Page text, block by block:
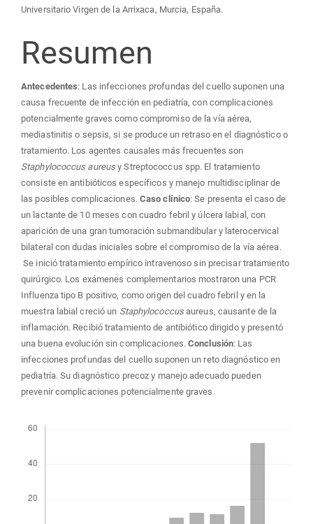
Universitario Virgen de la Arrixaca, Murcia, España.
Resumen
Antecedentes: Las infecciones profundas del cuello suponen una
causa frecuente de infección en pediatría, con complicaciones
potencialmente graves como compromiso de la vía aérea,
mediastinitis o sepsis, si se produce un retraso en el diagnóstico o
tratamiento. Los agentes causales más frecuentes son
Staphylococcus aureusy Streptococcus spp. El tratamiento
consiste en antibióticos específicos y manejo multidisciplinar de
las posibles complicaciones. Caso clínico: Se presenta el caso de
un lactante de 10 meses con cuadro febril y úlcera labial, con
aparición de una gran tumoración submandibular y laterocervical
bilateral con dudas iniciales sobre el compromiso de la vía aérea.
Se inició tratamiento empírico intravenoso sin precisar tratamiento
quirúrgico. Los exámenes complementarios mostraron una PCR
Influenza tipo B positivo, como origen del cuadro febril y en la
muestra labial creció un Staphylococcusaureus, causante de la
inflamación. Recibió tratamiento de antibiótico dirigido y presentó
una buena evolución sin complicaciones.Conclusión: Las
infecciones profundas del cuello suponen un reto diagnóstico en
pediatría. Su diagnóstico precoz y manejo adecuado pueden
prevenir complicaciones potencialmente graves.